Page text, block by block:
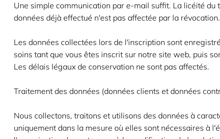
Une simple communication par e-mail suffit. La licéité du
données déjà effectué n'est pas affectée par la révocation.
Les données collectées lors de l'inscription sont
soins tant que vous êtes inscrit sur notre site web, puis
Les délais légaux de conservation ne sont pas affectés.
Traitement des données (données clients et données
Nous collectons, traitons et utilisons des données à
uniquement dans la mesure où elles sont nécessaires à